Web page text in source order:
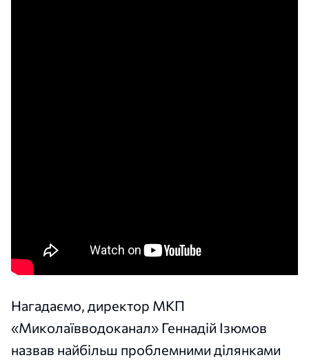
Нагадаємо, директор МКП
«Миколаївводоканал» Геннадій Ізюмов
назвав найбільш проблемними ділянками